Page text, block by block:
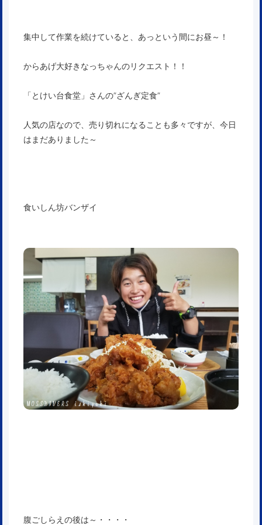
集中して作業を続けていると、あっという間にお昼～！
からあげ大好きなっちゃんのリクエスト！！
「とけい台食堂」さんの”ざんぎ定食”
人気の店なので、売り切れになることも多々ですが、今日
はまだありました～
食いしん坊バンザイ
腹ごしらえの後は～・・・・